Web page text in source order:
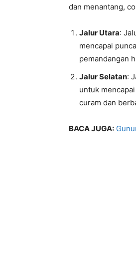
dan menantang,
Jalur Utara:
mencapai
pemandangan
Jalur Selatan:
untuk
curam dan
BACA JUGA: